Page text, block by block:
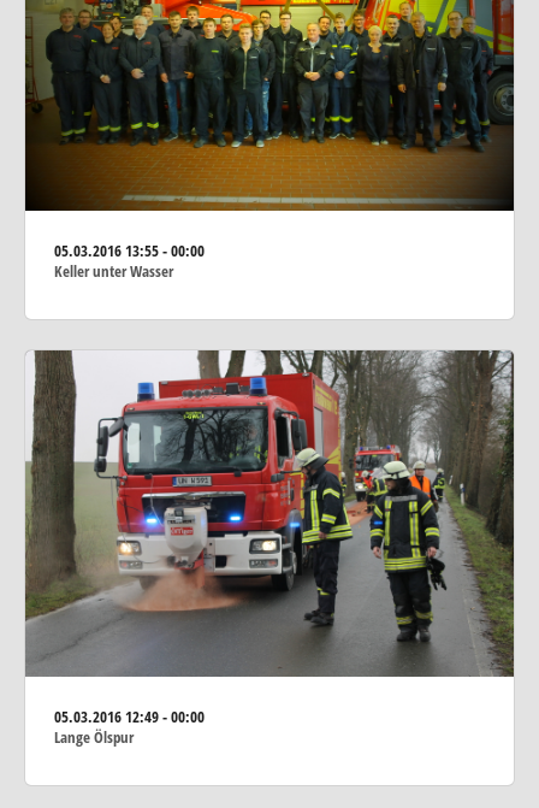
05.03.201613:55 - 00:00
Keller unter Wasser
05.03.201612:49 - 00:00
Lange Ölspur